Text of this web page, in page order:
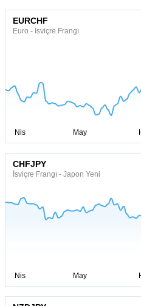
EURCHF
Euro - İsviçre Frangı
CHFJPY
İsviçre Frangı - Japon Yeni